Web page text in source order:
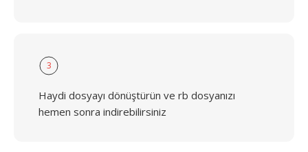
3
Haydi dosyayı dönüştürün ve rb dosyanızı
hemen sonra indirebilirsiniz